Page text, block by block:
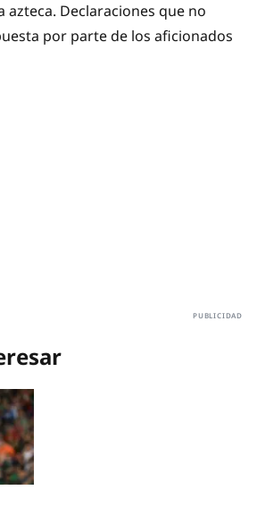
azteca. Declaraciones que no
por parte de los aficionados